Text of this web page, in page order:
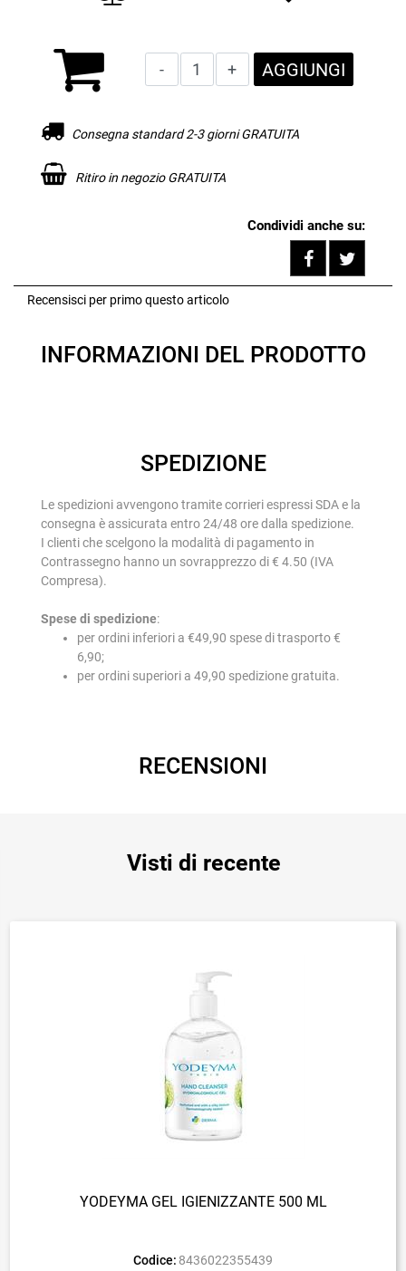
Quantità
AGGIUNGI
Consegna standard 2-3 giorni GRATUITA
Ritiro in negozio GRATUITA
Condividi anche su:
Recensisci per primo questo articolo
INFORMAZIONI DEL PRODOTTO
SPEDIZIONE
Le spedizioni avvengono tramite corrieri espressi SDA e la
consegna è assicurata entro 24/48 ore dalla spedizione.
I clienti che scelgono la modalità di pagamento in
Contrassegno hanno un sovrapprezzo di € 4.50 (IVA
Compresa).
Spese di spedizione:
per ordini inferiori a €49,90 spese di trasporto €
6,90;
per ordini superiori a 49,90 spedizione gratuita.
RECENSIONI
Visti di recente
YODEYMA GEL IGIENIZZANTE 500 ML
Codice: 8436022355439